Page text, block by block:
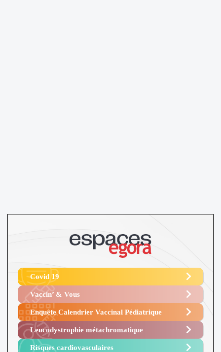
Covid 19
Vaccin’ & Vous
Enquête Calendrier Vaccinal Pédiatrique
Leucodystrophie métachromatique
Risques cardiovasculaires